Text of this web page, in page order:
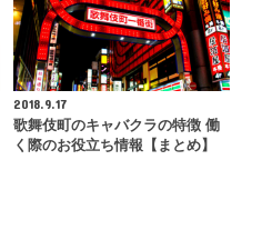
2018.9.17
歌舞伎町のキャバクラの特徴 働
く際のお役立ち情報【まとめ】